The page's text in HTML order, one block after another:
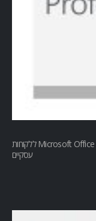
מיקרוסופט אופיס פרו Microsoft Office Professional 2019 / 2019 ללקוחות
עסקיים